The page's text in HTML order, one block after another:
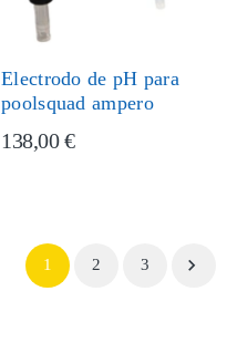
Electrodo de pH para
poolsquad ampero
138,00 €
1 2 3 